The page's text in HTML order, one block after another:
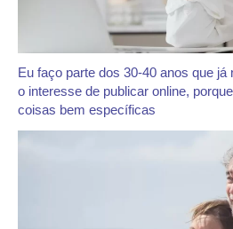
Eu faço parte dos 30-40 anos que
o interesse de publicar online,
coisas bem específicas